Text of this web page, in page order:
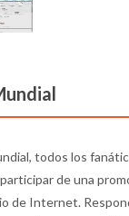
todos los
de una
de Internet.